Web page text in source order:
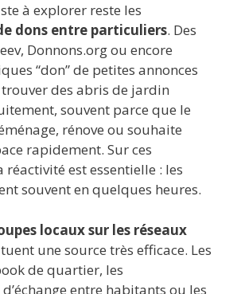
à explorer reste les
dons entre particuliers. Des
Donnons.org ou encore
“don” de petites annonces
des abris de jardin
souvent parce que le
rénove ou souhaite
rapidement. Sur ces
est essentielle : les
souvent en quelques heures.
locaux sur les réseaux
une source très efficace. Les
de quartier, les
entre habitants ou les